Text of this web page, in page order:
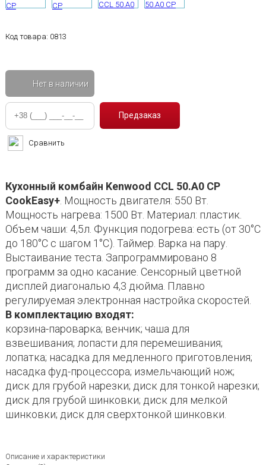
Код товара: 0813
Нет в наличии
Сравнить
Кухонный комбайн Kenwood CCL 50.A0 CP
CookEasy+. Мощность двигателя: 550 Вт.
Мощность нагрева: 1500 Вт. Материал: пластик.
Объем чаши: 4,5л. Функция подогрева: есть (от 30°C
до 180°C с шагом 1°C). Таймер. Варка на пару.
Выстаивание теста. Запрограммировано 8
программ за одно касание. Сенсорный цветной
дисплей диагональю 4,3 дюйма. Плавно
регулируемая электронная настройка скоростей.
В комплектацию входят:
корзина-пароварка; венчик; чаша для
взвешивания; лопасти для перемешивания;
лопатка; насадка для медленного приготовления;
насадка фуд-процессора; измельчающий нож;
диск для грубой нарезки; диск для тонкой нарезки;
диск для грубой шинковки; диск для мелкой
шинковки; диск для сверхтонкой шинковки.
Описание и характеристики